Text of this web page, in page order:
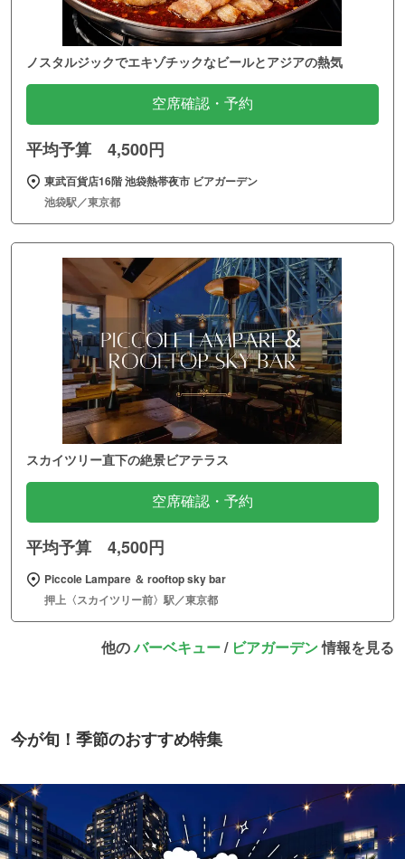
ノスタルジックでエキゾチックなビールとアジアの熱気
空席確認・予約
平均予算 4,500円
東武百貨店16階 池袋熱帯夜市 ビアガーデン
池袋駅／東京都
スカイツリー直下の絶景ビアテラス
空席確認・予約
平均予算 4,500円
Piccole Lampare ＆ rooftop sky bar
押上〈スカイツリー前〉駅／東京都
他のバーベキュー/ ビアガーデン情報を見る
今が旬！季節のおすすめ特集